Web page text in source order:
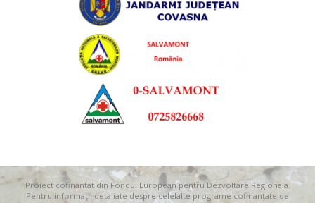
Proiect cofinantat din Fondul European pentru Dezvoltare Regionala.
Pentru informaţii detaliate despre celelalte programe cofinanţate de